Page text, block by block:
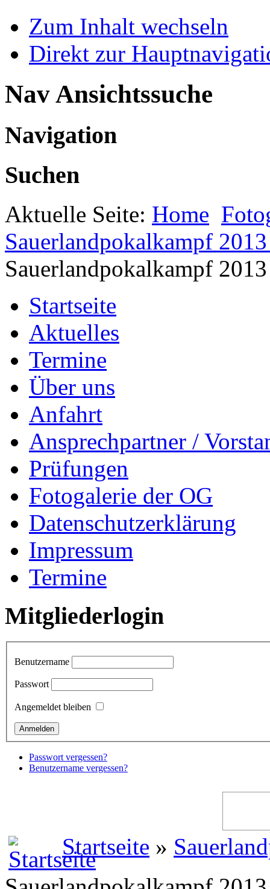
Zum Inhalt wechseln
Direkt zur
Nav Ansichtssuche
Navigation
Suchen
Aktuelle Seite: Home
Sauerlandpokalkampf
Sauerlandpokalkampf
Startseite
Aktuelles
Termine
Über uns
Anfahrt
Ansprechpartner /
Prüfungen
Fotogalerie der OG
Datenschutzerklärung
Impressum
Termine
Mitgliederlogin
Benutzername
Passwort
Angemeldet bleiben
Passwort vergessen?
Benutzername vergessen?
Startseite »